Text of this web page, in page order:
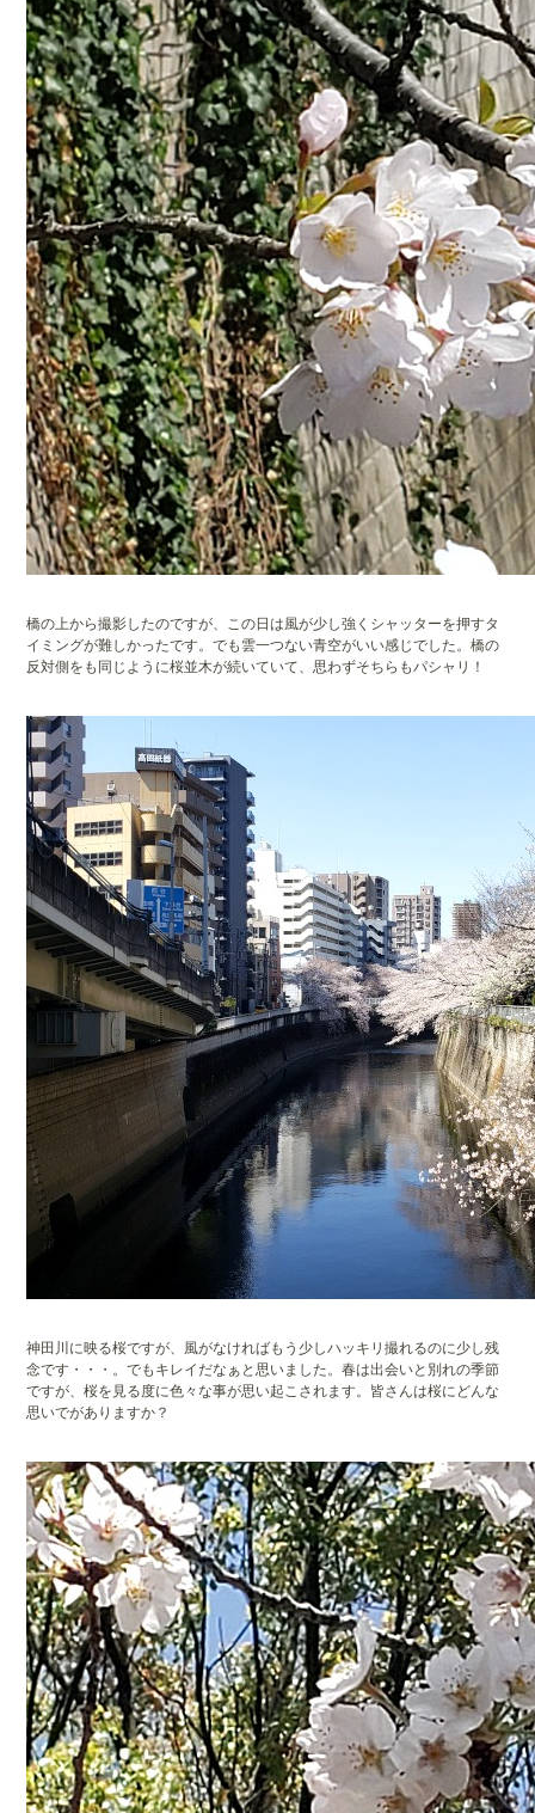
橋の上から撮影したのですが、この日は風が少し強くシャッターを押すタ
イミングが難しかったです。でも雲一つない青空がいい感じでした。橋の
反対側をも同じように桜並木が続いていて、思わずそちらもパシャリ！
神田川に映る桜ですが、風がなければもう少しハッキリ撮れるのに少し残
念です・・・。でもキレイだなぁと思いました。春は出会いと別れの季節
ですが、桜を見る度に色々な事が思い起こされます。皆さんは桜にどんな
思いでがありますか？